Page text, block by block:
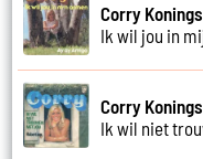
Corry Konings
Ik wil jou in
Corry Konings
Ik wil niet